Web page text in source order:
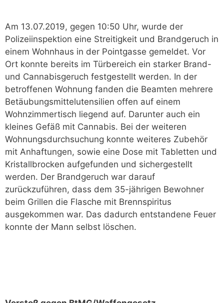
Am 13.07.2019, gegen 10:50 Uhr, wurde der
Polizeiinspektion eine Streitigkeit und Brandgeruch in
einem Wohnhaus in der Pointgasse gemeldet. Vor
Ort konnte bereits im Türbereich ein starker Brand-
und Cannabisgeruch festgestellt werden. In der
betroffenen Wohnung fanden die Beamten mehrere
Betäubungsmittelutensilien offen auf einem
Wohnzimmertisch liegend auf. Darunter auch ein
kleines Gefäß mit Cannabis. Bei der weiteren
Wohnungsdurchsuchung konnte weiteres Zubehör
mit Anhaftungen, sowie eine Dose mit Tabletten und
Kristallbrocken aufgefunden und sichergestellt
werden. Der Brandgeruch war darauf
zurückzuführen, dass dem 35-jährigen Bewohner
beim Grillen die Flasche mit Brennspiritus
ausgekommen war. Das dadurch entstandene Feuer
konnte der Mann selbst löschen.